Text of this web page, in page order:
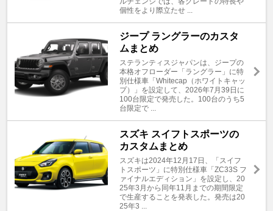
個性をより際立たせ ...
ジープ ラングラーのカスタ
ムまとめ
ステランティスジャパンは、ジープの
本格オフローダー「ラングラー」に特
別仕様車「Whitecap（ホワイトキャッ
プ）」を設定して、2026年7月39日に
100台限定で発売した。100台のうち5
台限定で ...
スズキ スイフトスポーツの
カスタムまとめ
スズキは2024年12月17日、「スイフ
トスポーツ」に特別仕様車「ZC33S フ
ァイナルエディション」を設定し、20
25年3月から同年11月までの期間限定
で生産することを発表した。発売は20
25年3 ...